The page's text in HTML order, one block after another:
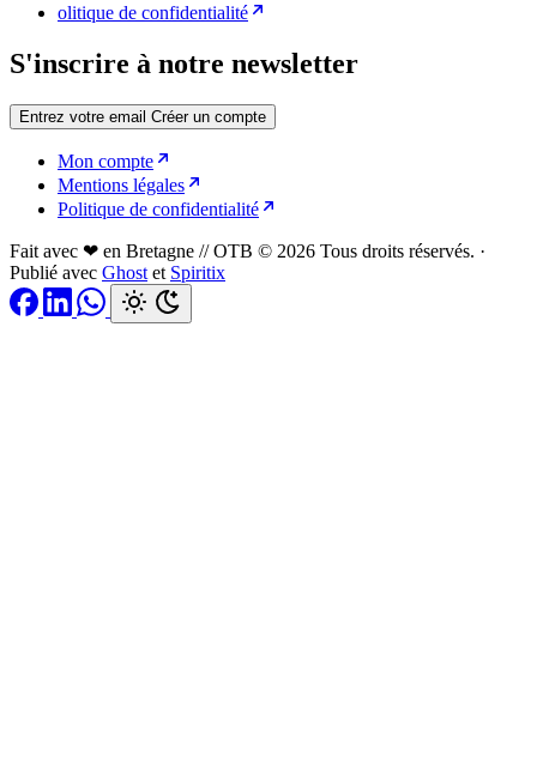
olitique de confidentialité
S'inscrire à notre newsletter
Entrez votre email Créer un compte
Mon compte
Mentions légales
Politique de confidentialité
Fait avec ❤ en Bretagne // OTB © 2026 Tous droits réservés. ·
Publié avec Ghost et Spiritix